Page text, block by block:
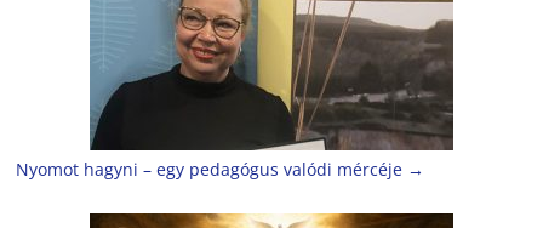
Nyomot hagyni – egy pedagógus valódi mércéje →